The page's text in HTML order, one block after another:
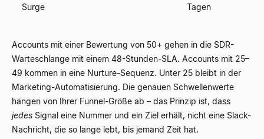
Surge
Tagen
Accounts mit einer Bewertung von 50+ gehen in die SDR-
Warteschlange mit einem 48-Stunden-SLA. Accounts mit 25–
49 kommen in eine Nurture-Sequenz. Unter 25 bleibt in der
Marketing-Automatisierung. Die genauen Schwellenwerte
hängen von Ihrer Funnel-Größe ab – das Prinzip ist, dass
jedes Signal eine Nummer und ein Ziel erhält, nicht eine Slack-
Nachricht, die so lange lebt, bis jemand Zeit hat.